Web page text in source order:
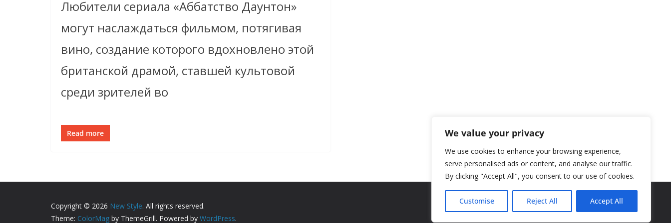
We value your privacy
We use cookies to enhance your browsing experience,
serve personalised ads or content, and analyse our traffic.
By clicking "Accept All", you consent to our use of cookies.
Customise Reject All Accept All
Любители сериала «Аббатство Даунтон»
могут наслаждаться фильмом, потягивая
вино, создание которого вдохновлено этой
британской драмой, ставшей культовой
среди зрителей во
Read more
Copyright © 2026 New Style. All rights reserved.
Theme: ColorMag by ThemeGrill. Powered by WordPress.